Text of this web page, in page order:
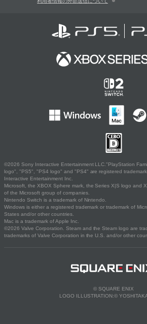
©2026 Sony Interactive Entertainment LLC."PlayStation
logo", "PS5", "PS4 logo" and "PS4" are registered
Interactive Entertainment Inc.
Microsoft, the XBOX Sphere mark, the Series X|S logo and
of the Microsoft group of companies.
Nintendo Switch is a trademark of Nintendo.
Windows is either a registered trademark or trademark of
States and/or other countries.
Mac is a trademark of Apple Inc.
©2026 Valve Corporation. Steam and the Steam logo are
trademarks of Valve Corporation in the U.S. and/or other
© SQUARE ENIX
LOGO ILLUSTRATION:©